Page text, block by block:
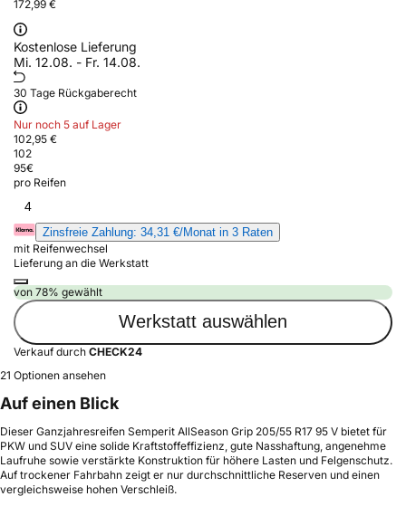
172,99 €
Kostenlose Lieferung
Mi. 12.08. - Fr. 14.08.
30 Tage Rückgaberecht
Nur noch 5 auf Lager
102,95 €
102
95€
pro Reifen
4
Zinsfreie Zahlung: 34,31 €/Monat in 3 Raten
mit Reifenwechsel
Lieferung an die Werkstatt
von 78% gewählt
Werkstatt auswählen
Verkauf durch CHECK24
21 Optionen ansehen
Auf einen Blick
Dieser Ganzjahresreifen Semperit AllSeason Grip 205/55 R17 95 V bietet für
PKW und SUV eine solide Kraftstoffeffizienz, gute Nasshaftung, angenehme
Laufruhe sowie verstärkte Konstruktion für höhere Lasten und Felgenschutz.
Auf trockener Fahrbahn zeigt er nur durchschnittliche Reserven und einen
vergleichsweise hohen Verschleiß.